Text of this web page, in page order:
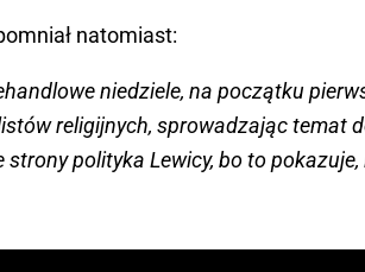
natomiast:
niedziele, na początku
religijnych, sprowadzając temat
strony polityka Lewicy, bo to